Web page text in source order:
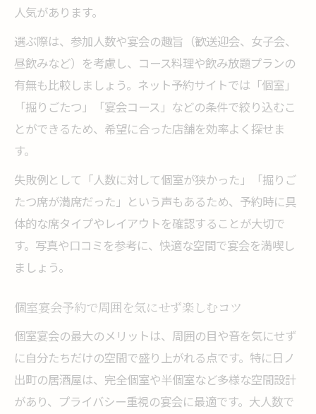
人気があります。
選ぶ際は、参加人数や宴会の趣旨（歓送迎会、女子会、
昼飲みなど）を考慮し、コース料理や飲み放題プランの
有無も比較しましょう。ネット予約サイトでは「個室」
「掘りごたつ」「宴会コース」などの条件で絞り込むこ
とができるため、希望に合った店舗を効率よく探せま
す。
失敗例として「人数に対して個室が狭かった」「掘りご
たつ席が満席だった」という声もあるため、予約時に具
体的な席タイプやレイアウトを確認することが大切で
す。写真や口コミを参考に、快適な空間で宴会を満喫し
ましょう。
個室宴会予約で周囲を気にせず楽しむコツ
個室宴会の最大のメリットは、周囲の目や音を気にせず
に自分たちだけの空間で盛り上がれる点です。特に日ノ
出町の居酒屋は、完全個室や半個室など多様な空間設計
があり、プライバシー重視の宴会に最適です。大人数で